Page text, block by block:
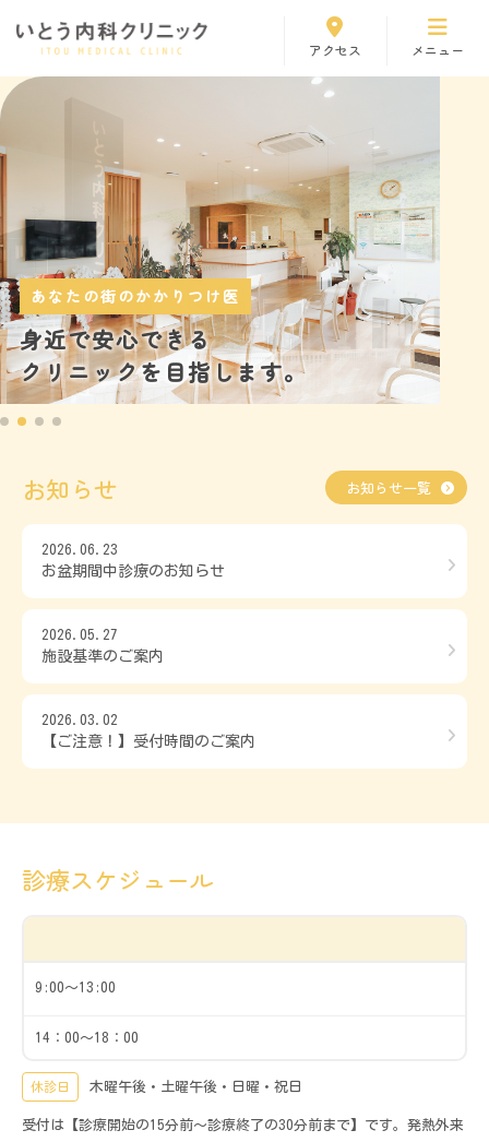
アクセス メニュー
はじめての方へ
胃・大腸カメラ
施設・設備紹介
採用情報
お知らせ
発熱外来・院内感染対策
問診票ダウンロード
あなたの街のかかりつけ医
身近で安心できる
クリニックを目指します。
お知らせ
2026.06.23
お盆期間中診療のお知らせ
2026.05.27
施設基準のご案内
2026.03.02
【ご注意！】受付時間のご案内
お知らせ一覧
診療スケジュール
9:00～13:00
14：00～18：00
休診日 木曜午後・土曜午後・日曜・祝日
受付は【診療開始の15分前～診療終了の30分前まで】です。発熱外来